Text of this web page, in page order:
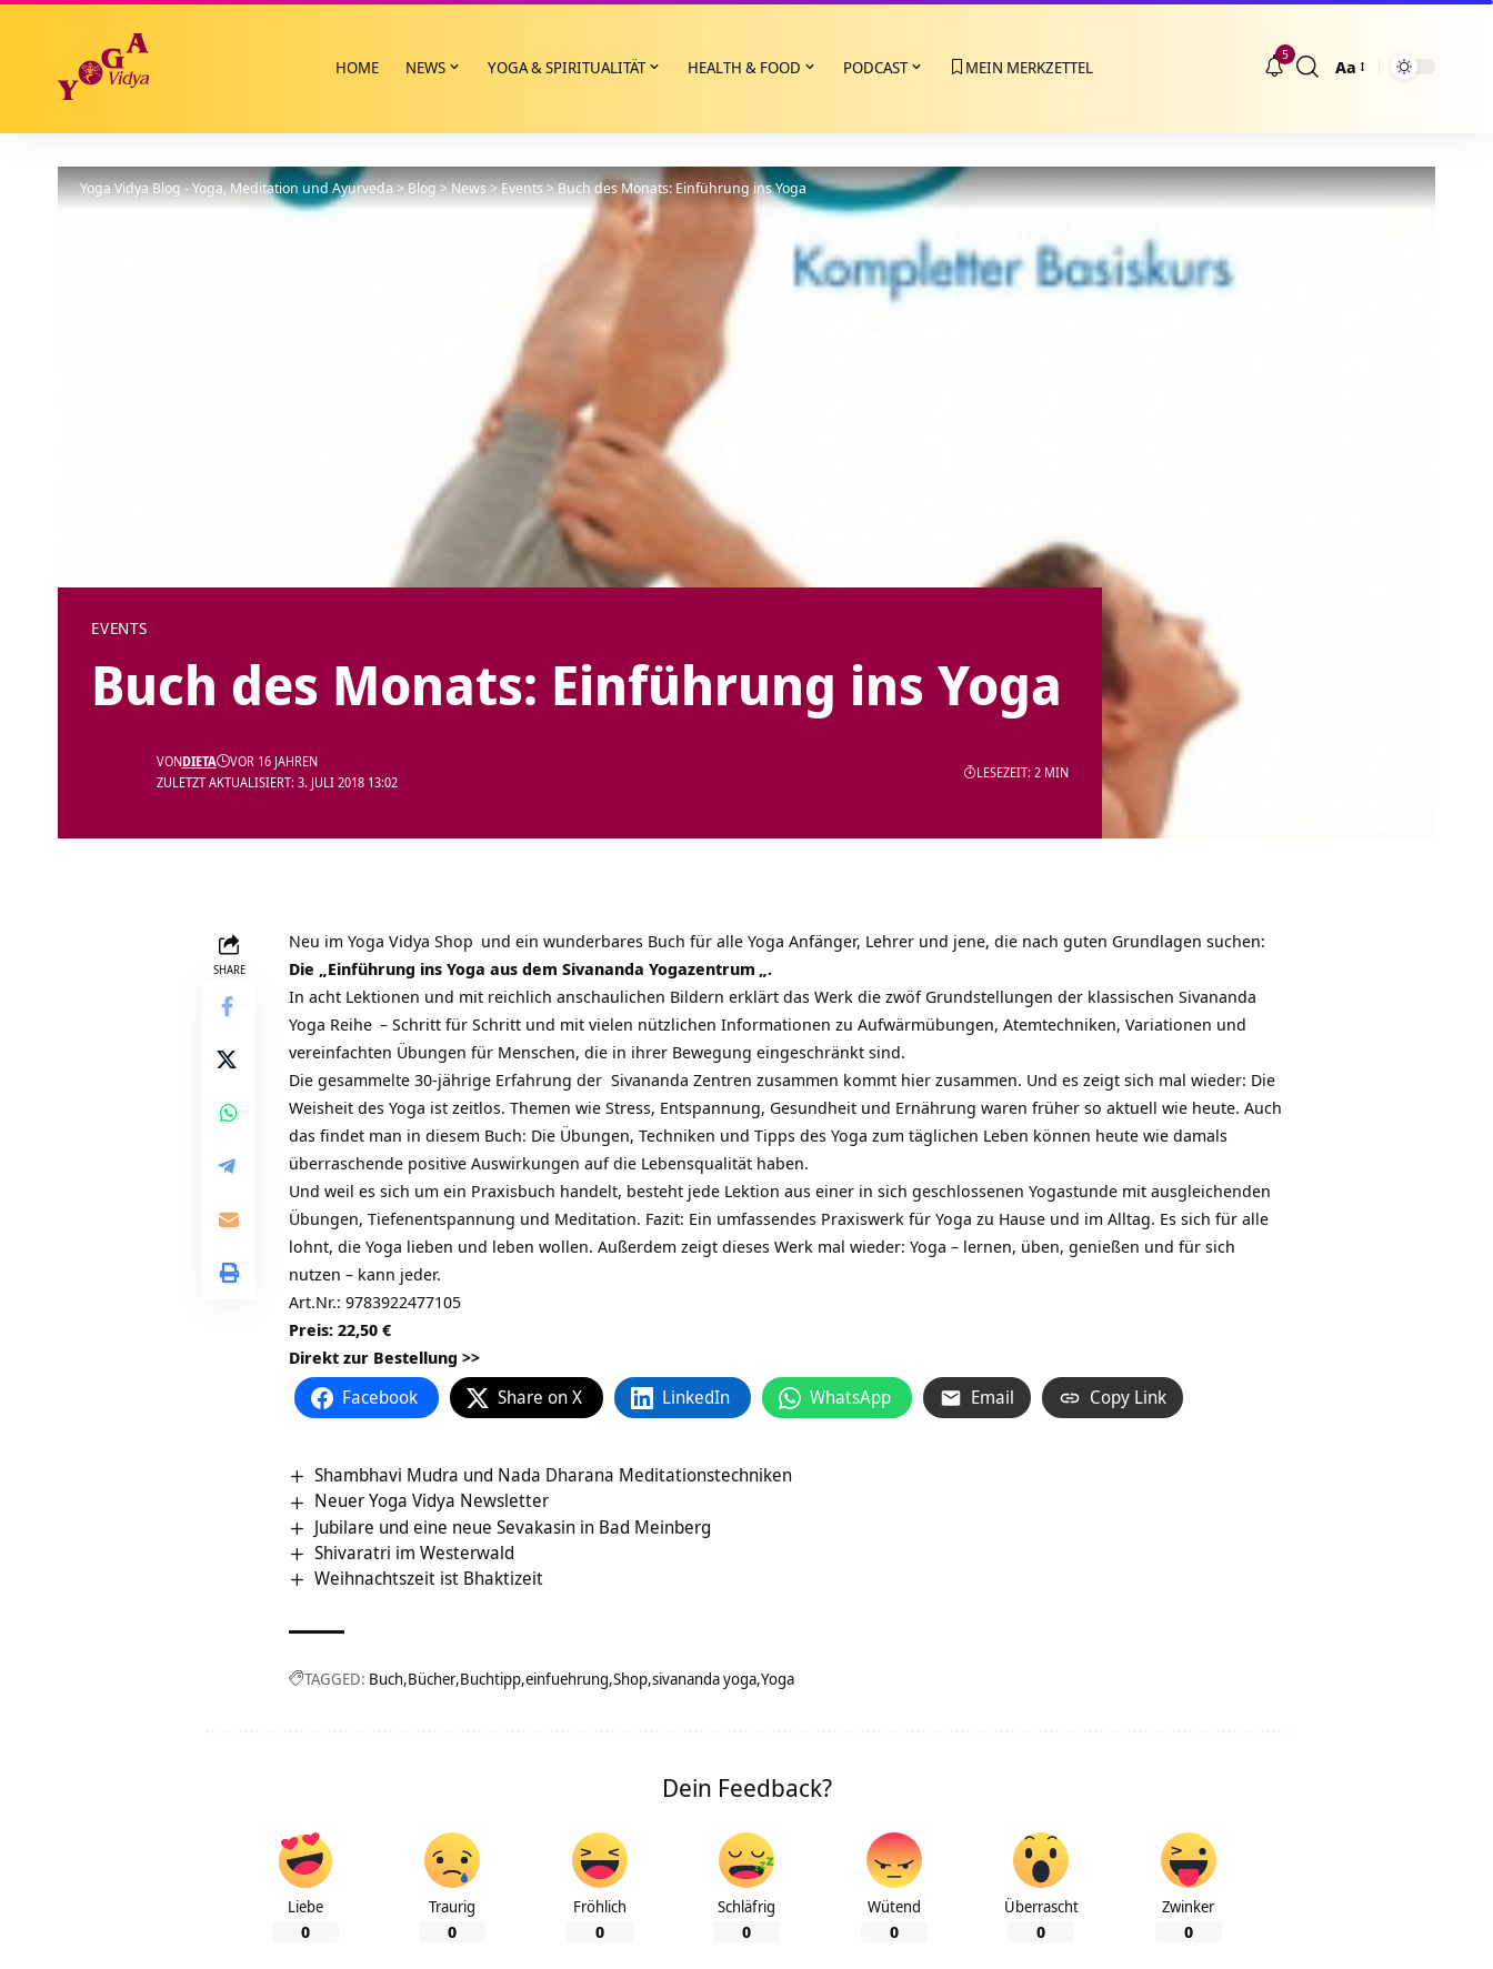
HOME NEWS YOGA & SPIRITUALITÄT HEALTH & FOOD PODCAST MEIN MERKZETTEL
5
Größenänderung
Aa
Yoga Vidya Blog - Yoga, Meditation und Ayurveda>Blog>News>Events>Buch des Monats: Einführung ins Yoga
EVENTS
Buch des Monats: Einführung ins Yoga
ZULETZT AKTUALISIERT: 3. JULI 2018 13:02
VONDIETA VOR 16 JAHREN
LESEZEIT: 2 MIN
SHARE
Neu im Yoga Vidya Shop und ein wunderbares Buch für alle Yoga Anfänger, Lehrer und jene, die nach guten Grundlagen suchen:
Die „Einführung ins Yoga aus dem Sivananda Yogazentrum „.
In acht Lektionen und mit reichlich anschaulichen Bildern erklärt das Werk die zwöf Grundstellungen der klassischen Sivananda
Yoga Reihe – Schritt für Schritt und mit vielen nützlichen Informationen zu Aufwärmübungen, Atemtechniken, Variationen und
vereinfachten Übungen für Menschen, die in ihrer Bewegung eingeschränkt sind.
Die gesammelte 30-jährige Erfahrung der Sivananda Zentren zusammen kommt hier zusammen. Und es zeigt sich mal wieder: Die
Weisheit des Yoga ist zeitlos. Themen wie Stress, Entspannung, Gesundheit und Ernährung waren früher so aktuell wie heute. Auch
das findet man in diesem Buch: Die Übungen, Techniken und Tipps des Yoga zum täglichen Leben können heute wie damals
überraschende positive Auswirkungen auf die Lebensqualität haben.
Und weil es sich um ein Praxisbuch handelt, besteht jede Lektion aus einer in sich geschlossenen Yogastunde mit ausgleichenden
Übungen, Tiefenentspannung und Meditation. Fazit: Ein umfassendes Praxiswerk für Yoga zu Hause und im Alltag. Es sich für alle
lohnt, die Yoga lieben und leben wollen. Außerdem zeigt dieses Werk mal wieder: Yoga – lernen, üben, genießen und für sich
nutzen – kann jeder.
Art.Nr.: 9783922477105
Preis: 22,50 €
Direkt zur Bestellung >>
Facebook Share on X LinkedIn WhatsApp Email Copy Link
Shambhavi Mudra und Nada Dharana Meditationstechniken
Neuer Yoga Vidya Newsletter
Jubilare und eine neue Sevakasin in Bad Meinberg
Shivaratri im Westerwald
Weihnachtszeit ist Bhaktizeit
TAGGED: Buch Bücher Buchtipp einfuehrung Shop sivananda yoga Yoga
Dein Feedback?
Liebe
0
Traurig
0
Fröhlich
0
Schläfrig
0
Wütend
0
Überrascht
0
Zwinker
0